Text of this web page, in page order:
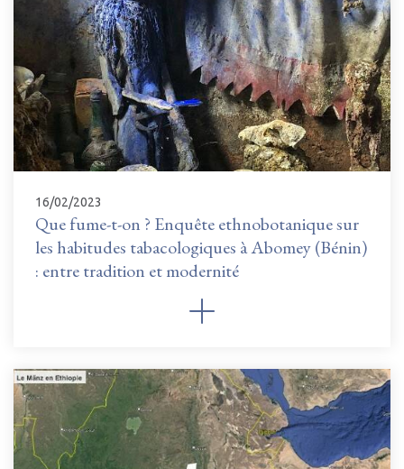
16/02/2023
Que fume-t-on ? Enquête ethnobotanique sur
les habitudes tabacologiques à Abomey (Bénin)
: entre tradition et modernité